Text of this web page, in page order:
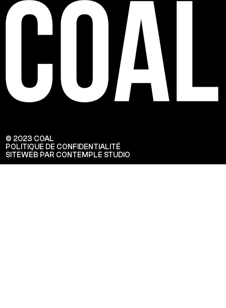
© 2023 COAL
POLITIQUE DE CONFIDENTIALITÉ
SITEWEB PAR CONTEMPLE STUDIO